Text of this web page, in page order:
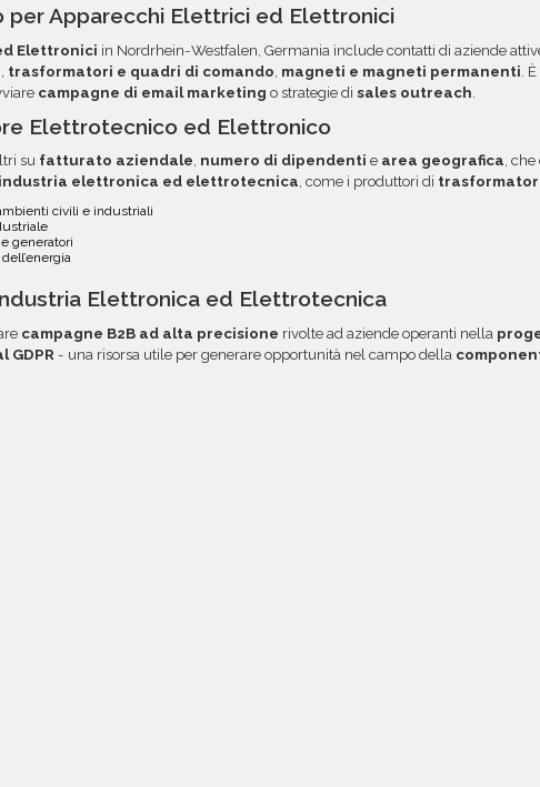
di invio. Ogni campo è organizzato in
l'ordinamento e l'utilizzo dei dati. Una
nella tua area riservata, con
opzione.
per Apparecchi Elettrici ed Elettronici
Elettronici in Nordrhein-Westfalen, Germania include contatti di aziende
trasformatori e quadri di comando magneti e magneti permanenti .
campagne di email marketing o strategie di sales outreach
Elettrotecnico ed Elettronico
su fatturato aziendale, numero di dipendenti e area geografica,
industria elettronica ed elettrotecnica, come i produttori di
civili e industriali
generatori
Elettronica ed Elettrotecnica
campagne B2B ad alta precisione rivolte ad aziende operanti nella
GDPR - una risorsa utile per generare opportunità nel campo della